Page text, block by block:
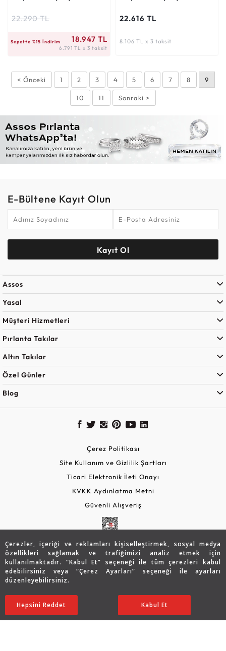
Çerezler, içeriği ve reklamları kişiselleştirmek, sosyal medya
özellikleri sağlamak ve trafiğimizi analiz etmek için
kullanılmaktadır. “Kabul Et” seçeneği ile tüm çerezleri kabul
edebilirsiniz veya “Çerez Ayarları” seçeneği ile ayarları
düzenleyebilirsiniz.
Ayarları Düzenle
Hepsini Reddet Kabul Et
22.290 TL
Sepette %15 İndirim 18.947 TL
6.791 TL x 3 taksit
22.616 TL
8.106 TL x 3 taksit
< Önceki 1 2 3 4 5 6 7 8 9
10 11 Sonraki >
E-Bültene Kayıt Olun
Kayıt Ol
Assos
Yasal
Müşteri Hizmetleri
Pırlanta Takılar
Altın Takılar
Özel Günler
Blog
Çerez Politikası
Site Kullanım ve Gizlilik Şartları
Ticari Elektronik İleti Onayı
KVKK Aydınlatma Metni
Güvenli Alışveriş
Copyright © 2026 Assos Pırlanta - Bu sitenin tüm hakları